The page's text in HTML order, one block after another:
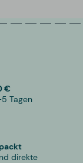
€
Tagen
direkte